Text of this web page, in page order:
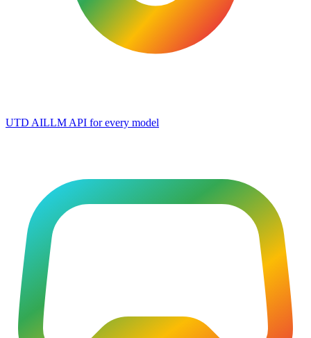
UTD AILLM API for every model